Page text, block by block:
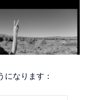
なります：